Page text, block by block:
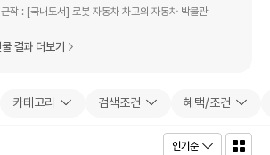
작 : [국내도서] 로봇 자동차 차고의 자동차 박물관
결과 더보기
카테고리 검색조건 혜택/조건
인기순